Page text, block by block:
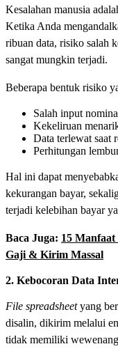
Kesalahan manusia
Ketika Anda
ribuan data, risiko salah
sangat mungkin terjadi.
Beberapa bentuk risiko
Salah input
Kekeliruan
Data terlewat saat
Perhitungan
Hal ini dapat
kekurangan bayar,
terjadi kelebihan bayar
Baca Juga: 15
Gaji & Kirim Massal
2. Kebocoran Data
File spreadsheetyang
disalin, dikirim melalui
tidak memiliki